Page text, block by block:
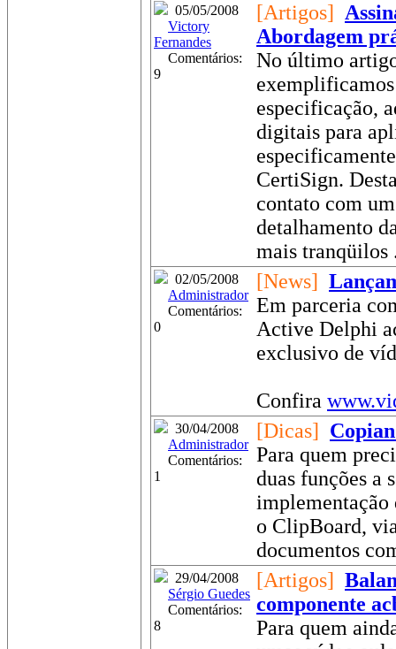
05/05/2008
Victory
Fernandes
Comentários:
9
[Artigos]
Abordagem
No último
especificação,
digitais para
CertiSign.
contato com
detalhamento
mais tranqüilos
02/05/2008
Administrador
Comentários:
0
[News]
Em parceria
Active Delphi
exclusivo de
Confira
30/04/2008
Administrador
Comentários:
1
[Dicas]
Para quem
duas funções a
implementação
o ClipBoard,
documentos
29/04/2008
Sérgio Guedes
Comentários:
8
[Artigos]
componente
Para quem